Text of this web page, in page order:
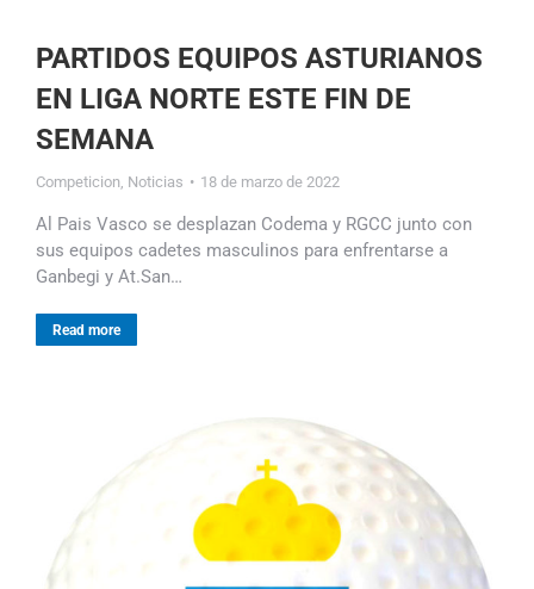
PARTIDOS EQUIPOS ASTURIANOS
EN LIGA NORTE ESTE FIN DE
SEMANA
Competicion, Noticias 18 de marzo de 2022
Al Pais Vasco se desplazan Codema y RGCC junto con
sus equipos cadetes masculinos para enfrentarse a
Ganbegi y At.San…
Read more